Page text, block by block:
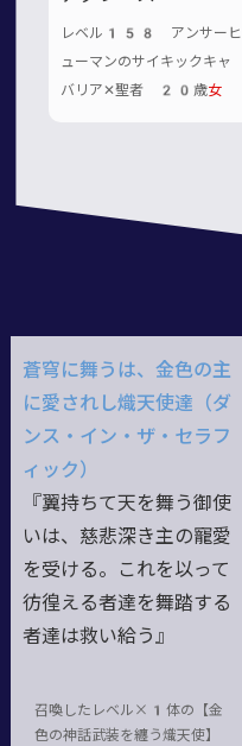
レベル158 アンサーヒ
ューマンのサイキックキャ
バリア✕聖者 20歳女
蒼穹に舞うは、金色の主
に愛されし熾天使達（ダ
ンス・イン・ザ・セラフ
ィック）
『翼持ちて天を舞う御使
いは、慈悲深き主の寵愛
を受ける。これを以って
彷徨える者達を舞踏する
者達は救い給う』
召喚したレベル×1体の【金
色の神話武装を纏う熾天使】